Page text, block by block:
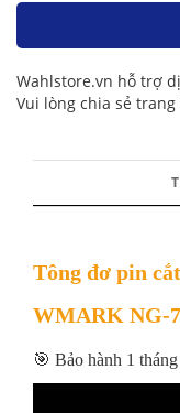
Wahlstore.vn hỗ trợ
Vui lòng chia sẻ
Tông đơ pin
WMARK NG-
🎯 Bảo hành 1